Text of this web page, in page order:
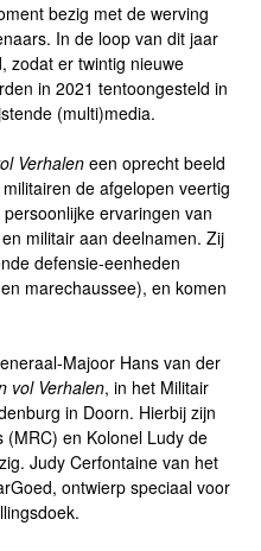
bezig met de werving
In de loop van dit jaar
zodat er twintig nieuwe
in 2021 tentoongesteld in
(multi)media.
Verhalen een oprecht beeld
de afgelopen veertig
ervaringen van
militair aan deelnamen. Zij
defensie-eenheden
marechaussee), en komen
Majoor Hans van der
vol Verhalen, in het Militair
in Doorn. Hierbij zijn
en Kolonel Ludy de
Judy Cerfontaine van het
ontwierp speciaal voor